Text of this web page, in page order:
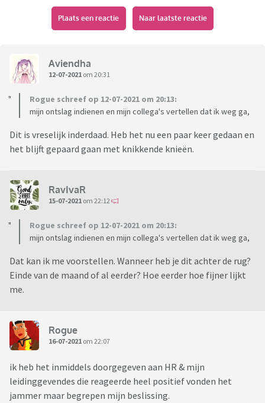
Plaats een reactie Naar laatste reactie
Aviendha
12-07-2021 om 20:31
Rogue schreef op 12-07-2021 om 20:13:
mijn ontslag indienen en mijn collega's vertellen dat ik weg ga,
Dit is vreselijk inderdaad. Heb het nu een paar keer gedaan en
het blijft gepaard gaan met knikkende knieën.
RavIvaR
15-07-2021 om 22:12
Rogue schreef op 12-07-2021 om 20:13:
mijn ontslag indienen en mijn collega's vertellen dat ik weg ga,
Dat kan ik me voorstellen. Wanneer heb je dit achter de rug?
Einde van de maand of al eerder? Hoe eerder hoe fijner lijkt
me.
Rogue
16-07-2021 om 22:07
ik heb het inmiddels doorgegeven aan HR & mijn
leidinggevendes die reageerde heel positief vonden het
jammer maar begrepen mijn beslissing.